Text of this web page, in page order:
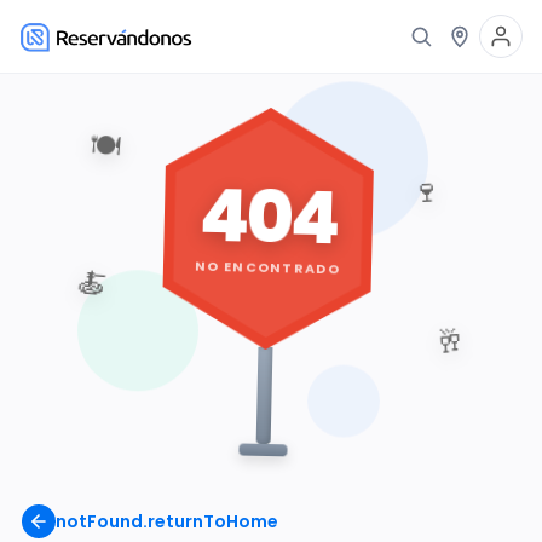
notFound.returnToHome
🍽️
🍷
🥂
🍝
404
NO ENCONTRADO